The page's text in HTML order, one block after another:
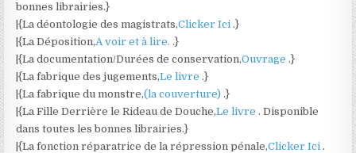
bonnes librairies.}
|{La déontologie des magistrats,Clicker Ici.}
|{La Déposition,A voir et à lire..}
|{La documentation/Durées de conservation,Ouvrage.}
|{La fabrique des jugements,Le livre.}
|{La fabrique du monstre,(la couverture).}
|{La Fille Derrière le Rideau de Douche,Le livre. Disponible
dans toutes les bonnes librairies.}
|{La fonction réparatrice de la répression pénale,Clicker Ici.